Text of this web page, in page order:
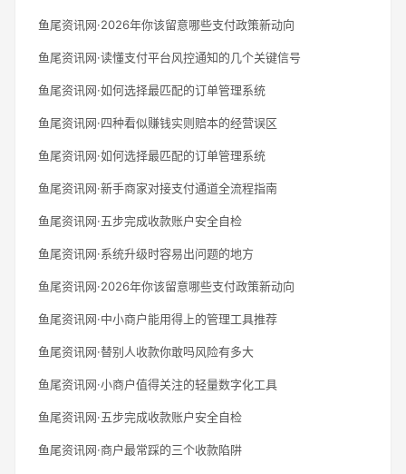
鱼尾资讯网·2026年你该留意哪些支付政策新动向
鱼尾资讯网·读懂支付平台风控通知的几个关键信号
鱼尾资讯网·如何选择最匹配的订单管理系统
鱼尾资讯网·四种看似赚钱实则赔本的经营误区
鱼尾资讯网·如何选择最匹配的订单管理系统
鱼尾资讯网·新手商家对接支付通道全流程指南
鱼尾资讯网·五步完成收款账户安全自检
鱼尾资讯网·系统升级时容易出问题的地方
鱼尾资讯网·2026年你该留意哪些支付政策新动向
鱼尾资讯网·中小商户能用得上的管理工具推荐
鱼尾资讯网·替别人收款你敢吗风险有多大
鱼尾资讯网·小商户值得关注的轻量数字化工具
鱼尾资讯网·五步完成收款账户安全自检
鱼尾资讯网·商户最常踩的三个收款陷阱